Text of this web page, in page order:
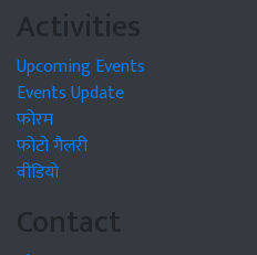
Activities
Upcoming Events
Events Update
फोरम
फोटो गैलरी
वीडियो
Contact